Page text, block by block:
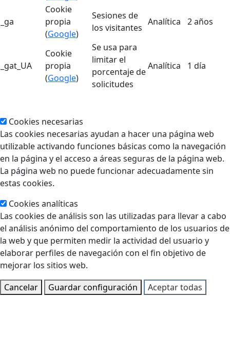
_ga
Cookie
propia
(Google)
Sesiones de
los visitantes
Analítica 2 años
_gat_UA
Cookie
propia
(Google)
Se usa para
limitar el
porcentaje de
solicitudes
Analítica 1 día
Cookies necesarias
Las cookies necesarias ayudan a hacer una página web
utilizable activando funciones básicas como la navegación
en la página y el acceso a áreas seguras de la página web.
La página web no puede funcionar adecuadamente sin
estas cookies.
Cookies analíticas
Las cookies de análisis son las utilizadas para llevar a cabo
el análisis anónimo del comportamiento de los usuarios de
la web y que permiten medir la actividad del usuario y
elaborar perfiles de navegación con el fin objetivo de
mejorar los sitios web.
Cancelar
Guardar configuración Aceptar todas